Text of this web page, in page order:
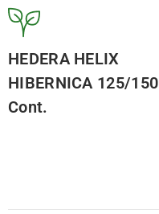
HEDERA HELIX
HIBERNICA 125/150
Cont.